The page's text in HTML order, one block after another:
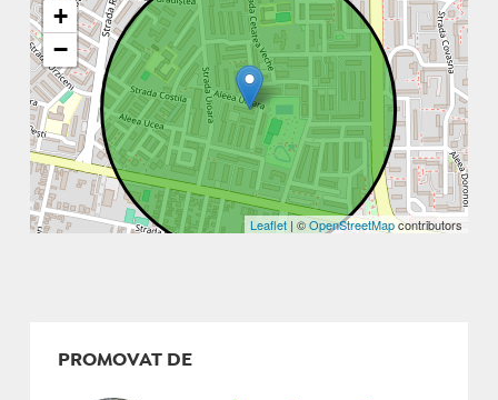
+
−
Leaflet | ©OpenStreetMapcontributors
PROMOVAT DE